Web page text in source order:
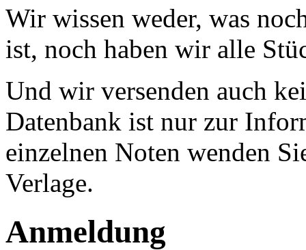
Wir wissen weder, was
ist, noch haben wir alle
Und wir versenden auch
Datenbank ist nur zur
einzelnen Noten wenden
Verlage.
Anmeldung